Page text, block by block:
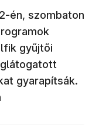
én, szombaton
gyűjtői
gyarapítsák.